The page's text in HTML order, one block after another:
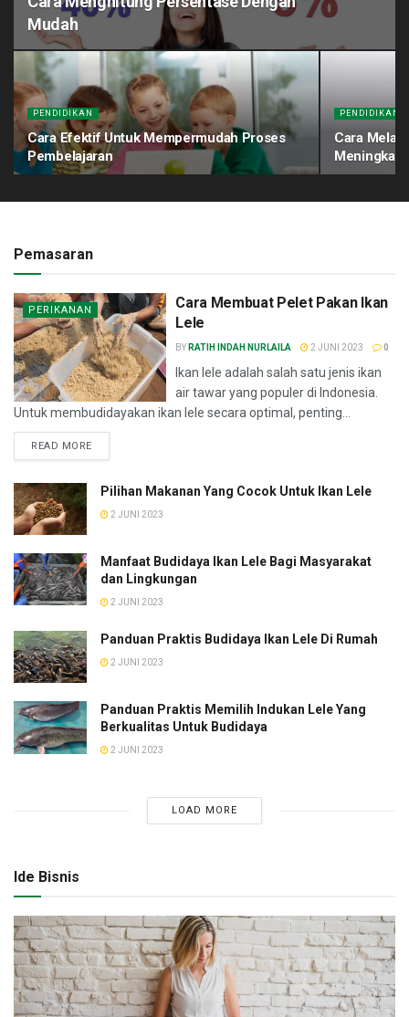
Mudah
PENDIDIKAN
Cara Efektif Untuk Mempermudah Proses
Pembelajaran
PENDIDIKAN
Cara
Pemasaran
PERIKANAN
Cara Membuat Pelet Pakan Ikan
Lele
BY RATIH INDAH NURLAILA 2 JUNI 2023 0
Ikan lele adalah salah satu jenis ikan
air tawar yang populer di Indonesia.
Untuk membudidayakan ikan lele secara optimal, penting...
READ MORE
Pilihan Makanan Yang Cocok Untuk Ikan Lele
2 JUNI 2023
Manfaat Budidaya Ikan Lele Bagi Masyarakat
dan Lingkungan
2 JUNI 2023
Panduan Praktis Budidaya Ikan Lele Di Rumah
2 JUNI 2023
Panduan Praktis Memilih Indukan Lele Yang
Berkualitas Untuk Budidaya
2 JUNI 2023
LOAD MORE
Ide Bisnis